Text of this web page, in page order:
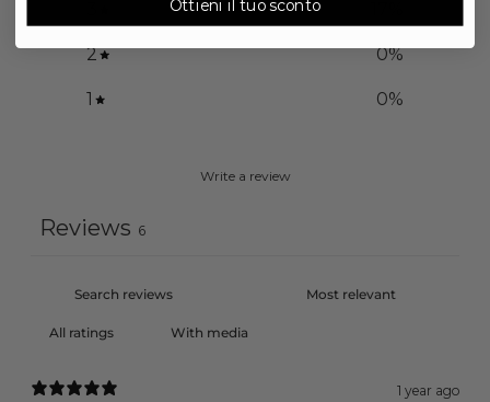
2 0%
1 0%
Write a review
Reviews 6
With media
1 year ago
Ottieni il tuo sconto